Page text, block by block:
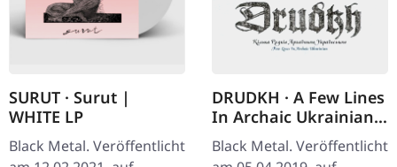
SURUT · Surut |
WHITE LP
Black Metal. Veröffentlicht
DRUDKH · A Few Lines
In Archaic Ukrainian |
CD
Black Metal. Veröffentlicht